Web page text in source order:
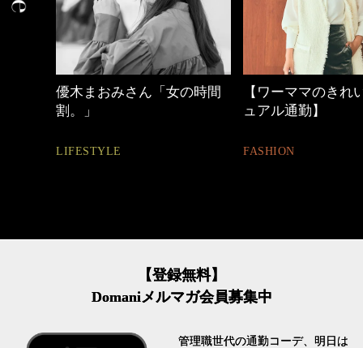
優木まおみさん「女の時間
割。」
LIFESTYLE
【ワーママのきれ
ュアル通勤】
FASHION
【登録無料】
Domaniメルマガ会員募集中
管理職世代の通勤コーデ、明日は